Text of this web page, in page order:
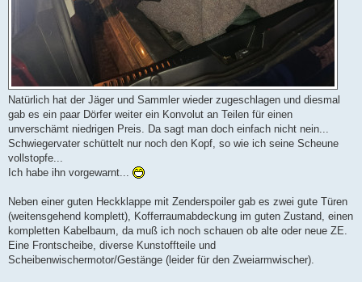
Natürlich hat der Jäger und Sammler wieder zugeschlagen und diesmal
gab es ein paar Dörfer weiter ein Konvolut an Teilen für einen
unverschämt niedrigen Preis. Da sagt man doch einfach nicht nein...
Schwiegervater schüttelt nur noch den Kopf, so wie ich seine Scheune
vollstopfe...
Ich habe ihn vorgewarnt...
Neben einer guten Heckklappe mit Zenderspoiler gab es zwei gute Türen
(weitensgehend komplett), Kofferraumabdeckung im guten Zustand, einen
kompletten Kabelbaum, da muß ich noch schauen ob alte oder neue ZE.
Eine Frontscheibe, diverse Kunstoffteile und
Scheibenwischermotor/Gestänge (leider für den Zweiarmwischer).